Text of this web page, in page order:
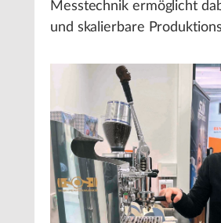
Messtechnik ermöglicht
und skalierbare